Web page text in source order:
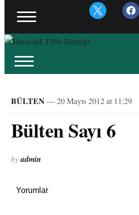
x
BÜLTEN — 20 Mayıs 2012 at 11:29
Bülten Sayı 6
byadmin
Yorumlar